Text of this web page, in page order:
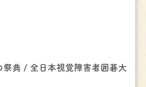
祭典 / 全日本視覚障害者囲碁大